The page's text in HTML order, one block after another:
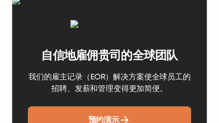
自信地雇佣贵司的全球团队
我们的雇主记录（EOR）解决方案使全球员工的
招聘、发薪和管理变得更加简便。
预约演示